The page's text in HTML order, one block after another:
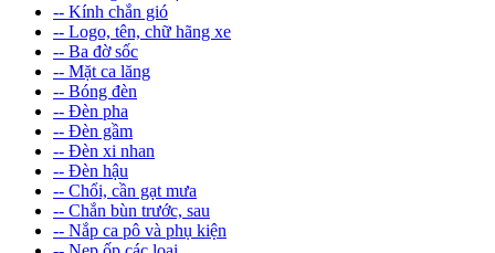
-- Kính chắn gió
-- Logo, tên, chữ hãng xe
-- Ba đờ sốc
-- Mặt ca lăng
-- Bóng đèn
-- Đèn pha
-- Đèn gầm
-- Đèn xi nhan
-- Đèn hậu
-- Chổi, cần gạt mưa
-- Chắn bùn trước, sau
-- Nắp ca pô và phụ kiện